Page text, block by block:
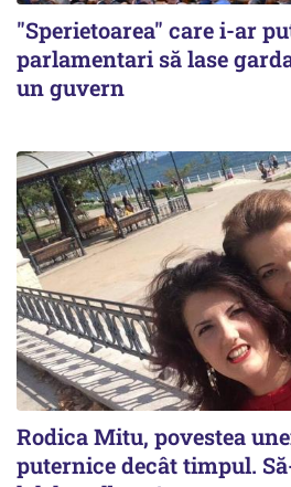
"Sperietoarea" care i-ar
parlamentari să lase
un guvern
Rodica Mitu, povestea
puternice decât timpul.